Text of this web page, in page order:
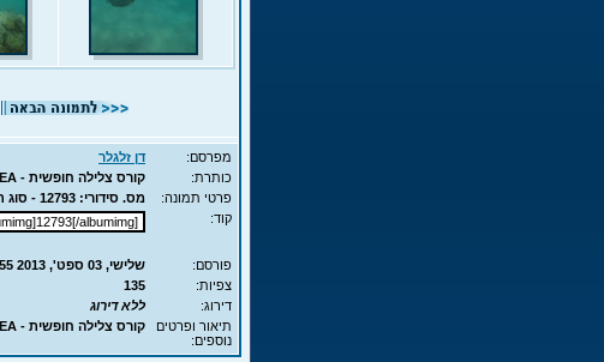
מפרסם:
דן זלגלר
כותרת:
קורס צלילה חופשית - APNEA - עם מאיר - 003
פרטי תמונה:
מס. סידורי: 12793 - סוג תמונה: JPG - מימדים: 157KB - 477X700
קוד:
פורסם:
שלישי, 03 ספט', 2013 16:55
צפיות:
135
דירוג:
ללא דירוג
תיאור ופרטים
נוספים:
קורס צלילה חופשית - APNEA - עם מאיר